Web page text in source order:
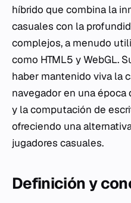
híbrido que combina la
casuales con la
complejos, a menudo
como HTML5 y WebGL.
haber mantenido viva la
navegador en una
y la computación de
ofreciendo una
jugadores casuales.
Definición y